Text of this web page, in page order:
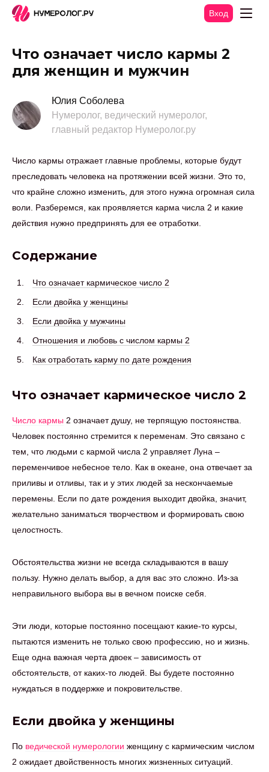
Вход
Что означает число кармы 2
для женщин и мужчин
Юлия Соболева
Нумеролог, ведический нумеролог,
главный редактор Нумеролог.ру
Число кармы отражает главные проблемы, которые будут
преследовать человека на протяжении всей жизни. Это то,
что крайне сложно изменить, для этого нужна огромная сила
воли. Разберемся, как проявляется карма числа 2 и какие
действия нужно предпринять для ее отработки.
Содержание
Что означает кармическое число 2
Если двойка у женщины
Если двойка у мужчины
Отношения и любовь с числом кармы 2
Как отработать карму по дате рождения
Что означает кармическое число 2
Число кармы 2 означает душу, не терпящую постоянства.
Человек постоянно стремится к переменам. Это связано с
тем, что людьми с кармой числа 2 управляет Луна –
переменчивое небесное тело. Как в океане, она отвечает за
приливы и отливы, так и у этих людей за нескончаемые
перемены. Если по дате рождения выходит двойка, значит,
желательно заниматься творчеством и формировать свою
целостность.
Обстоятельства жизни не всегда складываются в вашу
пользу. Нужно делать выбор, а для вас это сложно. Из-за
неправильного выбора вы в вечном поиске себя.
Эти люди, которые постоянно посещают какие-то курсы,
пытаются изменить не только свою профессию, но и жизнь.
Еще одна важная черта двоек – зависимость от
обстоятельств, от каких-то людей. Вы будете постоянно
нуждаться в поддержке и покровительстве.
Если двойка у женщины
По ведической нумерологии женщину с кармическим числом
2 ожидает двойственность многих жизненных ситуаций.